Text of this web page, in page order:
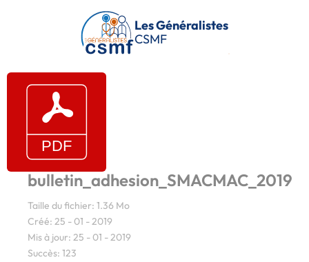
Passer au contenu principal
Les Généralistes
CSMF
bulletin_adhesion_SMACMAC_2019
Taille du fichier: 1.36 Mo
Créé: 25 - 01 - 2019
Mis à jour: 25 - 01 - 2019
Succès: 123